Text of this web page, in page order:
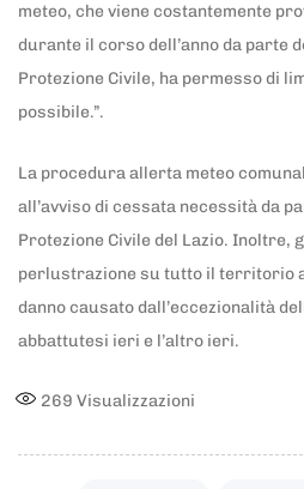
meteo, che viene costantemente
durante il corso dell’anno da parte
Protezione Civile, ha permesso di
possibile.”.
La procedura allerta meteo
all’avviso di cessata necessità da
Protezione Civile del Lazio. Inoltre,
perlustrazione su tutto il territorio
danno causato dall’eccezionalità
abbattutesi ieri e l’altro ieri.
269 Visualizzazioni